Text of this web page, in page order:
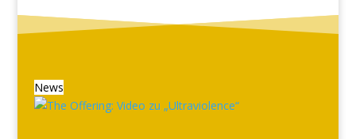
News